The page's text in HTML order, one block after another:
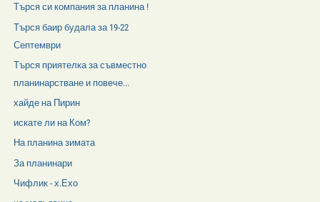
Търся си компания за планина !
Търся баир будала за 19-22
Септември
Търся приятелка за съвместно
планинарстване и повече...
хайде на Пирин
искате ли на Ком?
На планина зимата
За планинари
Чифлик - х.Ехо